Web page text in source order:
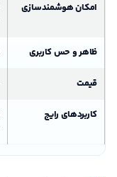
امکان هوشمندسازی
ظاهر و حس کاربری
قیمت
کاربردهای رایج